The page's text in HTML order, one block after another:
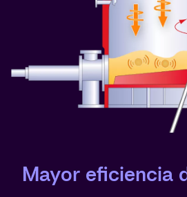
Mayor eficiencia